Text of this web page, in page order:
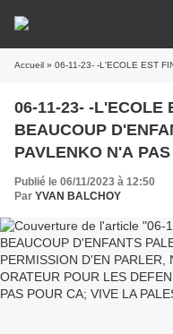
Accueil » 06-11-23- -L'ECOLE EST FINIE POUR BEAUCOUP D'ENFANTS PALESTINIENS. PAVLENKO N'A PAS LA
06-11-23- -L'ECOLE
BEAUCOUP
PAVLENKO N'A
PARLER, NI LA
UN ORATEUR
MILLIARDAIRE NE
VIVE LA
Publié le 06/11/2023 à 12:50
Par YVAN BALCHOY